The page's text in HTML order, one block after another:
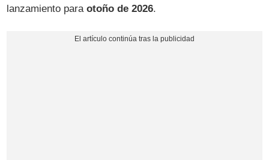
lanzamiento paraotoño de 2026.